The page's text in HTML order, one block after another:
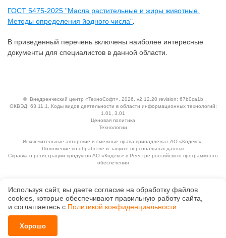
ГОСТ 5475-2025 "Масла растительные и жиры животные.
Методы определения йодного числа".
В приведенный перечень включены наиболее интересные
документы для специалистов в данной области.
© Внедренческий центр «ТехноСофт» , 2026, v2.12.20 revision: 67b0ca1b
ОКВЭД: 63.11.1, Коды видов деятельности в области информационных технологий:
1.01, 3.01
Ценовая политика
Технологии
Исключительные авторские и смежные права принадлежат АО «Кодекс».
Положение по обработке и защите персональных данных
Справка о регистрации продуктов АО «Кодекс» в Реестре российского программного
обеспечения
Используя сайт, вы даете согласие на обработку файлов
сооkiеs, которые обеспечивают правильную работу сайта,
и соглашаетесь с Политикой конфиденциальности
Хорошо